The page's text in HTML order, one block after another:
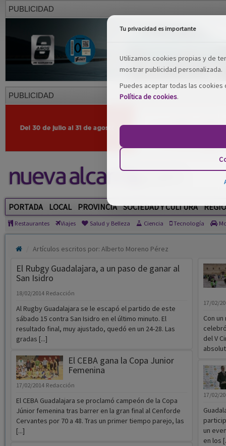
PUBLICIDAD
PUBLICIDAD
PORTADA LOCAL PROVINCIA SOCIEDAD Y CULTURA
Restaurantes Viajes Salud y Belleza Ciencia Tecnología
Artículos escritos por: Alberto Moreno Pérez
El Rubgy Guadalajara, a un paso de ganar al
San Isidro
18/02/2014 Redacción
Al Rugby Guadalajara se le escapó el partido de este
sábado 15 contra San Isidro en el último minuto. El
resultado final, muy ajustado, quedó en un 24-28. Las
gradas [...]
El CEBA gana la Copa Junior
Femenina
17/02/2014 Redacción
El CEBA Guadalajara se proclamó campeón de la Copa
Júnior femenina tras barrer en la gran final al Cenforde
Cervantes por 70 a 48. Tras un primer tiempo parejo, las
[...]
17/02/
Con
del V
17/02/
un
en los
Tu privacidad es importante
Utilizamos cookies propias y de
mostrar publicidad personalizada.
Puedes aceptar todas las
Política de cookies.